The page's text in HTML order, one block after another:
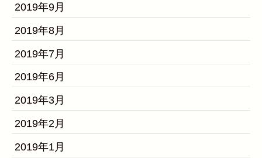
2019年9月
2019年8月
2019年7月
2019年6月
2019年3月
2019年2月
2019年1月